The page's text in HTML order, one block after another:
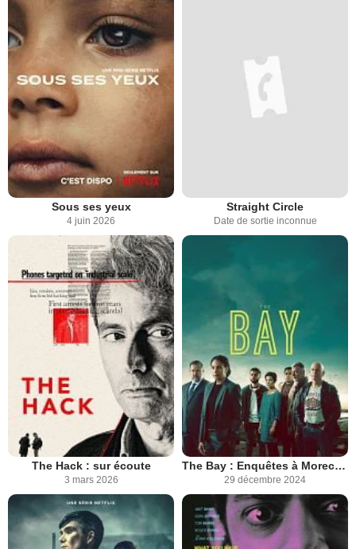
Sous ses yeux
4 juin 2026
Straight Circle
Date de sortie inconnue
The Hack : sur écoute
3 mars 2026
The Bay : Enquêtes à Morecambe
29 décembre 2024